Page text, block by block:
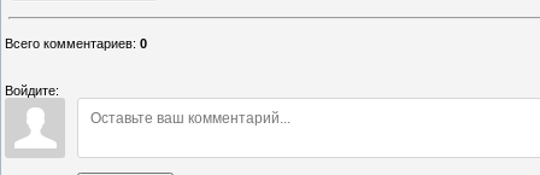
Всего комментариев: 0
Войдите: